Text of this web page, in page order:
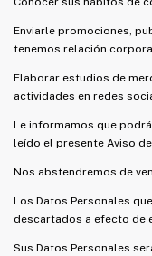
Enviarle promociones,
tenemos relación
Elaborar estudios de
actividades en redes
Le informamos que
leído el presente Aviso
Nos abstendremos de
Los Datos Personales
descartados a efecto de
Sus Datos Personales